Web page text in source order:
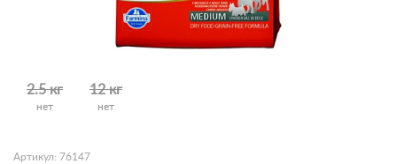
2.5 кг
нет
12 кг
нет
Артикул: 76147